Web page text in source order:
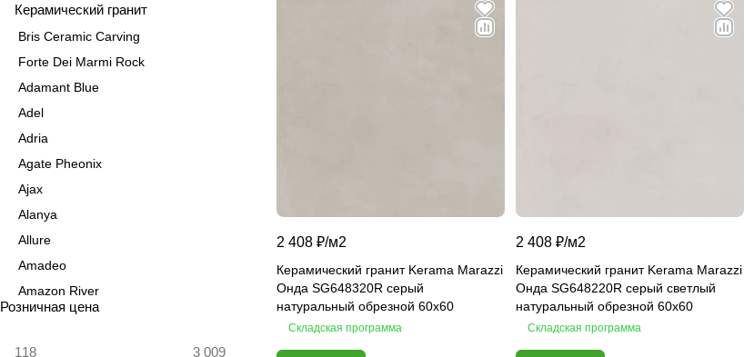
2 408 ₽/м2
Керамический гранит Kerama Marazzi
Онда SG648320R серый
натуральный обрезной 60х60
Складская программа
2 408 ₽/м2
Керамический гранит Kerama Marazzi
Онда SG648220R серый светлый
натуральный обрезной 60х60
Складская программа
Керамический гранит
Bris Ceramic Carving
Forte Dei Marmi Rock
Adamant Blue
Adel
Adria
Agate Pheonix
Ajax
Alanya
Allure
Amadeo
Amazon River
Amber Agate
Розничная цена